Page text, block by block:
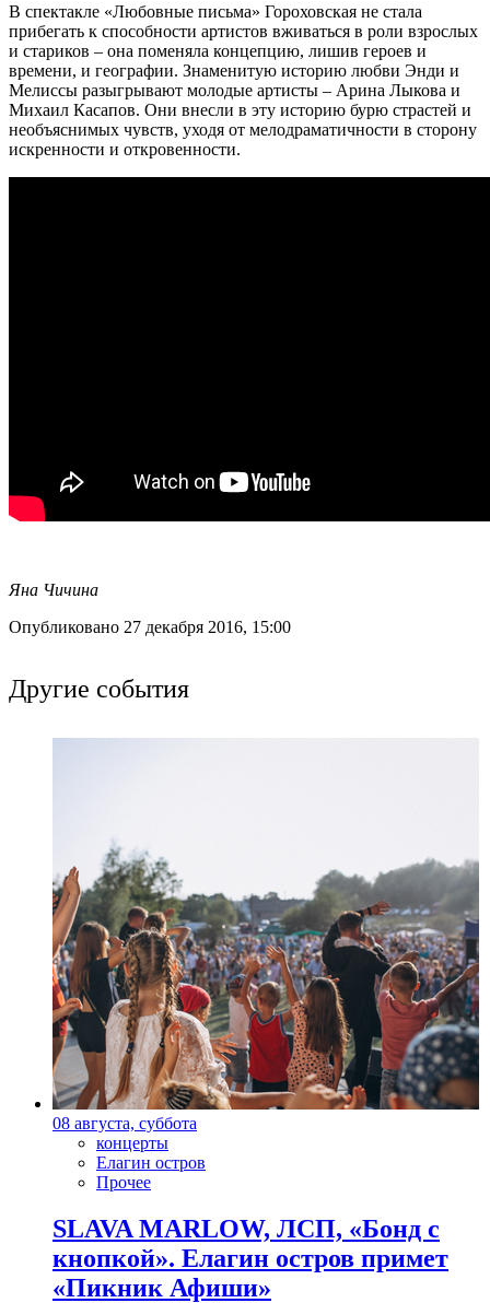
В спектакле «Любовные письма» Гороховская не стала
прибегать к способности артистов вживаться в роли взрослых
и стариков – она поменяла концепцию, лишив героев и
времени, и географии. Знаменитую историю любви Энди и
Мелиссы разыгрывают молодые артисты – Арина Лыкова и
Михаил Касапов. Они внесли в эту историю бурю страстей и
необъяснимых чувств, уходя от мелодраматичности в сторону
искренности и откровенности.
Яна Чичина
Опубликовано 27 декабря 2016, 15:00
Другие события
08 августа, суббота
концерты
Елагин остров
Прочее
SLAVA MARLOW, ЛСП, «Бонд с
кнопкой». Елагин остров примет
«Пикник Афиши»